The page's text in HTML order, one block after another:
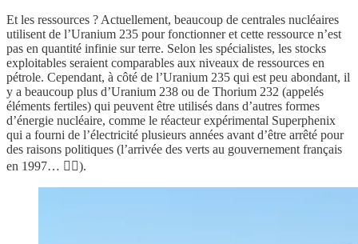
Et les ressources ? Actuellement, beaucoup de centrales nucléaires
utilisent de l’Uranium 235 pour fonctionner et cette ressource n’est
pas en quantité infinie sur terre. Selon les spécialistes, les stocks
exploitables seraient comparables aux niveaux de ressources en
pétrole. Cependant, à côté de l’Uranium 235 qui est peu abondant, il
y a beaucoup plus d’Uranium 238 ou de Thorium 232 (appelés
éléments fertiles) qui peuvent être utilisés dans d’autres formes
d’énergie nucléaire, comme le réacteur expérimental Superphenix
qui a fourni de l’électricité plusieurs années avant d’être arrêté pour
des raisons politiques (l’arrivée des verts au gouvernement français
en 1997… 💁‍♂️).